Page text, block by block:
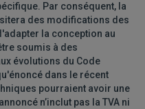
Par conséquent, la
des modifications des
la conception au
soumis à des
évolutions du Code
dans le récent
pourraient avoir une
n’inclut pas la TVA ni